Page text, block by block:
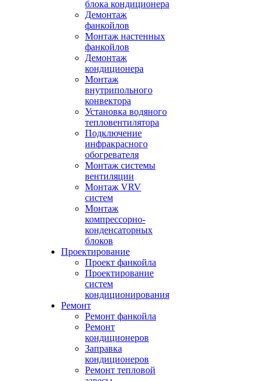
блока кондиционера
Демонтаж
фанкойлов
Монтаж настенных
фанкойлов
Демонтаж
кондиционера
Монтаж
внутрипольного
конвектора
Установка водяного
тепловентилятора
Подключение
инфракрасного
обогревателя
Монтаж системы
вентиляции
Монтаж VRV
систем
Монтаж
компрессорно-
конденсаторных
блоков
Проектирование
Проект фанкойла
Проектирование
систем
кондиционирования
Ремонт
Ремонт фанкойла
Ремонт
кондиционеров
Заправка
кондиционеров
Ремонт тепловой